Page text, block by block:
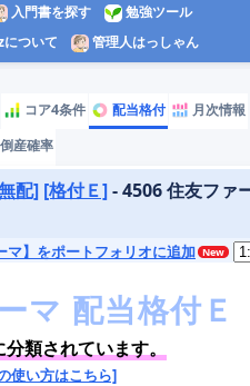
入門書を探す
勉強ツール
ついて 管理人はっしゃん
コア4条件 配当格付
月次情報
倒産確率
配] [格付Ｅ]- 4506 住友ファ
マ】をポートフォリオに追加
類されています。
使い方はこちら]